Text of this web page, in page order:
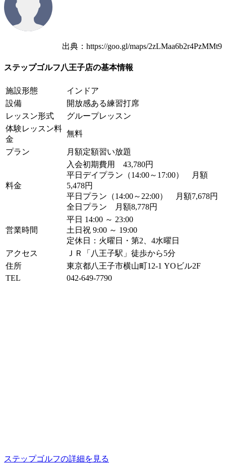
出典：https://goo.gl/maps/2zLMaa6b2r4PzMMt9
ステップゴルフ八王子店の基本情報
施設形態
インドア
設備
開放感ある練習打席
レッスン形式
グループレッスン
体験レッスン料
金
無料
プラン 月額定額習い放題
料金
入会初期費用 43,780円
平日デイプラン（14:00～17:00） 月額
5,478円
平日プラン（14:00～22:00） 月額7,678円
全日プラン 月額8,778円
営業時間
平日 14:00 ～ 23:00
土日祝 9:00 ～ 19:00
定休日：火曜日・第2、4水曜日
アクセス
ＪＲ「八王子駅」徒歩から5分
住所
東京都八王子市横山町12-1 YOビル2F
TEL
042-649-7790
ステップゴルフの詳細を見る